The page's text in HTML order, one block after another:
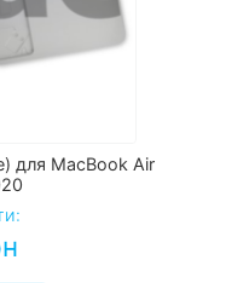
для MacBook Air